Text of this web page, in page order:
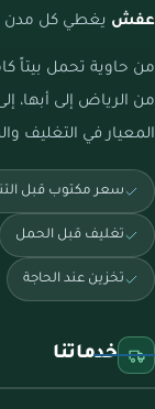
عفش يغطي كل مدن
من حاوية تحمل بيتاً
من الرياض إلى أبها،
المعيار في التغليف
سعر مكتوب قبل
تغليف قبل الحمل
تخزين عند الحاجة
خدماتنا